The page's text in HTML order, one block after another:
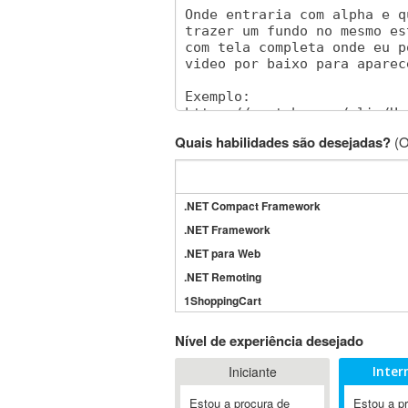
Quais habilidades são desejadas?
.NET Compact Framework
.NET Framework
.NET para Web
.NET Remoting
1ShoppingCart
3GSM
4D Dimension
802.11
Nível de experiência desejado
Iniciante
Estou a procura de
Estou a